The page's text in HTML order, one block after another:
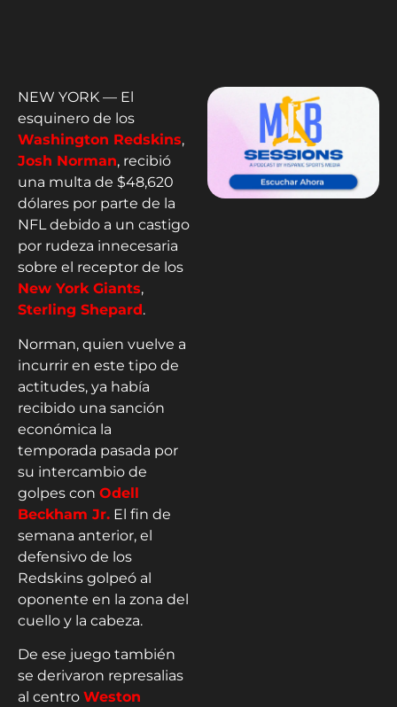
NEW YORK — El
esquinero de los
Washington Redskins,
Josh Norman, recibió
una multa de $48,620
dólares por parte de la
NFL debido a un castigo
por rudeza innecesaria
sobre el receptor de los
New York Giants,
Sterling Shepard.
Norman, quien vuelve a
incurrir en este tipo de
actitudes, ya había
recibido una sanción
económica la
temporada pasada por
su intercambio de
golpes con Odell
Beckham Jr. El fin de
semana anterior, el
defensivo de los
Redskins golpeó al
oponente en la zona del
cuello y la cabeza.
De ese juego también
se derivaron represalias
al centro Weston